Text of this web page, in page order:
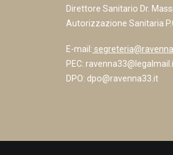
Direttore Sanitario Dr.
Autorizzazione Sanitaria
E-mail:
PEC:
DPO: dpo@ravenna33.it